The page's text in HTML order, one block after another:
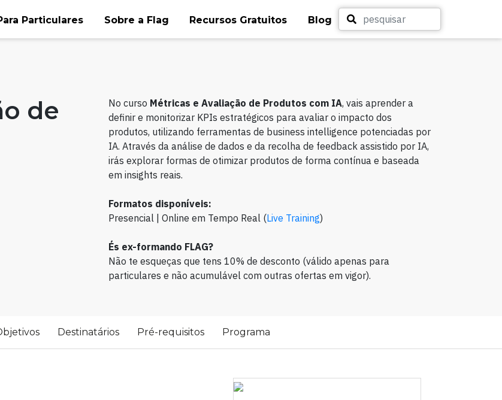
Particulares Sobre a Flag Recursos Gratuitos Blog
de
No curso Métricas e Avaliação de Produtos com IA, vais aprender a
definir e monitorizar KPIs estratégicos para avaliar o impacto dos
produtos, utilizando ferramentas de business intelligence potenciadas por
IA. Através da análise de dados e da recolha de feedback assistido por IA,
irás explorar formas de otimizar produtos de forma contínua e baseada
em insights reais.
Formatos disponíveis:
Presencial | Online em Tempo Real (Live Training)
És ex-formando FLAG?
Não te esqueças que tens 10% de desconto (válido apenas para
particulares e não acumulável com outras ofertas em vigor).
Destinatários Pré-requisitos Programa